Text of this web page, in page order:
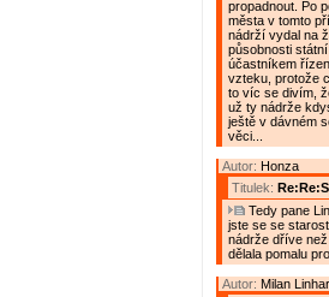
propadnout. Po
města v tomto
nádrží vydal na
působnosti
účastníkem
vzteku, protože
to víc se divím,
už ty nádrže
ještě v dávném
věci...
Autor: Honza
Titulek:
Tedy pane
jste se se
nádrže dříve
dělala pomalu
Autor: Milan